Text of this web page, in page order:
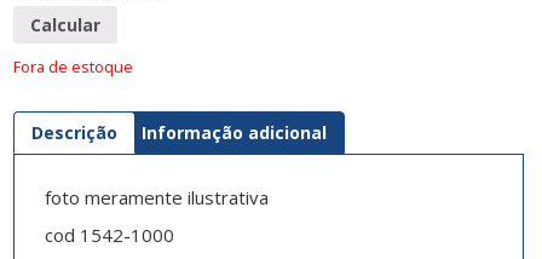
Calcular
Fora de estoque
Descrição Informação adicional
foto meramente ilustrativa
cod 1542-1000